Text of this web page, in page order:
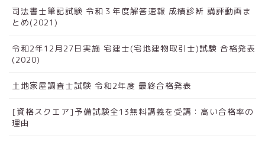
司法書士筆記試験 令和３年度解答速報 成績診断 講評動画ま
とめ(2021)
令和2年12月27日実施 宅建士(宅地建物取引士)試験 合格発表
(2020)
土地家屋調査士試験 令和2年度 最終合格発表
[資格スクエア]予備試験全13無料講義を受講：高い合格率の
理由